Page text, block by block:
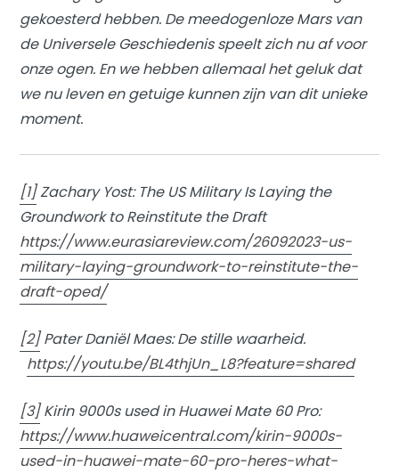
gekoesterd hebben. De meedogenloze Mars van
de Universele Geschiedenis speelt zich nu af voor
onze ogen. En we hebben allemaal het geluk dat
we nu leven en getuige kunnen zijn van dit unieke
moment.
[1]Zachary Yost: The US Military Is Laying the
Groundwork to Reinstitute the Draft
https://www.eurasiareview.com/26092023-us-
military-laying-groundwork-to-reinstitute-the-
draft-oped/
[2]Pater Daniël Maes: De stille waarheid.
https://youtu.be/BL4thjUn_L8?feature=shared
[3]Kirin 9000s used in Huawei Mate 60 Pro:
https://www.huaweicentral.com/kirin-9000s-
used-in-huawei-mate-60-pro-heres-what-